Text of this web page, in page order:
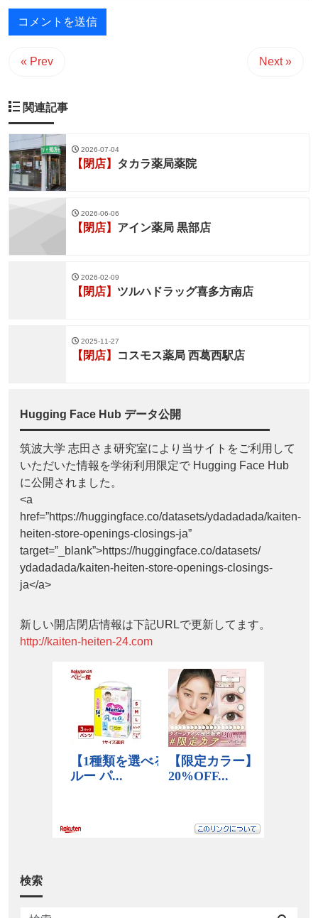
« Prev Next »
関連記事
2026-07-04
【閉店】 タカラ薬局薬院
2026-06-06
【閉店】 アイン薬局 黒部店
2026-02-09
【閉店】 ツルハドラッグ喜多方南店
2025-11-27
【閉店】 コスモス薬局 西葛西駅店
Hugging Face Hub データ公開
筑波大学 志田さま研究室により当サイトをご利用して
いただいた情報を学術利用限定で Hugging Face Hub
に公開されました。
<a
href=”https://huggingface.co/datasets/ydadadada/kaiten-
heiten-store-openings-closings-ja”
target=”_blank”>https://huggingface.co/datasets/
ydadadada/kaiten-heiten-store-openings-closings-
ja</a>
新しい開店閉店情報は下記URLで更新してます。
http://kaiten-heiten-24.com
検索